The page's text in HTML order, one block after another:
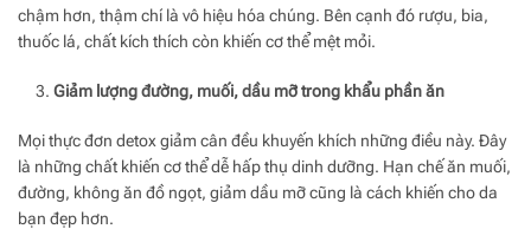
chậm hơn, thậm chí là vô hiệu hóa chúng. Bên cạnh đó rượu, bia,
thuốc lá, chất kích thích còn khiến cơ thể mệt mỏi.
Giảm lượng đường, muối, dầu mỡ trong khẩu phần ăn
Mọi thực đơn detox giảm cân đều khuyến khích những điều này. Đây
là những chất khiến cơ thể dễ hấp thụ dinh dưỡng. Hạn chế ăn muối,
đường, không ăn đồ ngọt, giảm dầu mỡ cũng là cách khiến cho da
bạn đẹp hơn.